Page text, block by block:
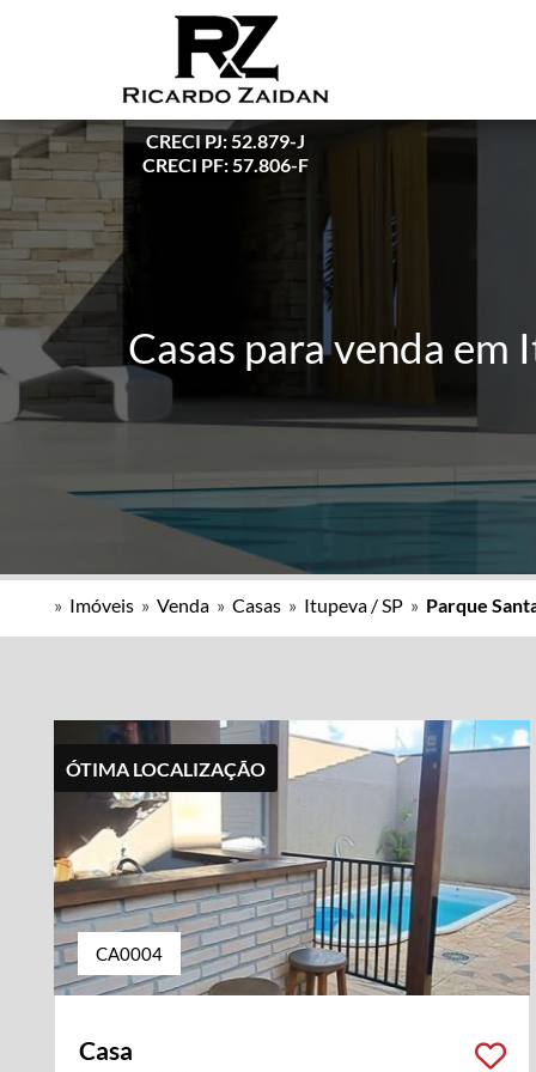
CRECI PJ: 52.879-J
CRECI PF: 57.806-F
Casas para venda em
» Imóveis » Venda » Casas » Itupeva / SP » Parque
ÓTIMA LOCALIZAÇÃO
CA0004
Casa